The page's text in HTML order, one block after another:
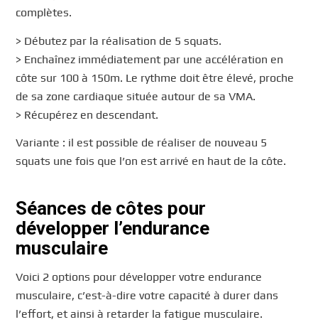
complètes.
> Débutez par la réalisation de 5 squats.
> Enchaînez immédiatement par une accélération en
côte sur 100 à 150m. Le rythme doit être élevé, proche
de sa zone cardiaque située autour de sa VMA.
> Récupérez en descendant.
Variante : il est possible de réaliser de nouveau 5
squats une fois que l’on est arrivé en haut de la côte.
Séances de côtes pour
développer l’endurance
musculaire
Voici 2 options pour développer votre endurance
musculaire, c’est-à-dire votre capacité à durer dans
l’effort, et ainsi à retarder la fatigue musculaire.